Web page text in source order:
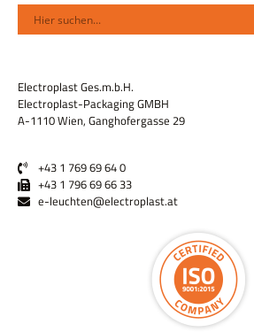
Electroplast Ges.m.b.H.
Electroplast-Packaging GMBH
A-1110 Wien, Ganghofergasse 29
+43 1 769 69 64 0
+43 1 796 69 66 33
e-leuchten@electroplast.at